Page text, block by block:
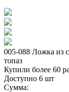
005-088 Ложка из
топаз
Купили более 60
Доступно 6 шт
Сумма: